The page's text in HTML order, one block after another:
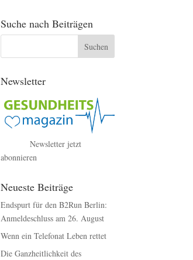
Suche nach Beiträgen
Newsletter
Newsletter jetzt
abonnieren
Neueste Beiträge
Endspurt für den B2Run Berlin:
Anmeldeschluss am 26. August
Wenn ein Telefonat Leben rettet
Die Ganzheitlichkeit des